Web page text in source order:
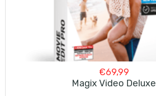
€69,99
Magix Video Deluxe